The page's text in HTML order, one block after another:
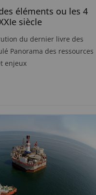
éléments ou les 4
siècle
du dernier livre des
Panorama des ressources
enjeux